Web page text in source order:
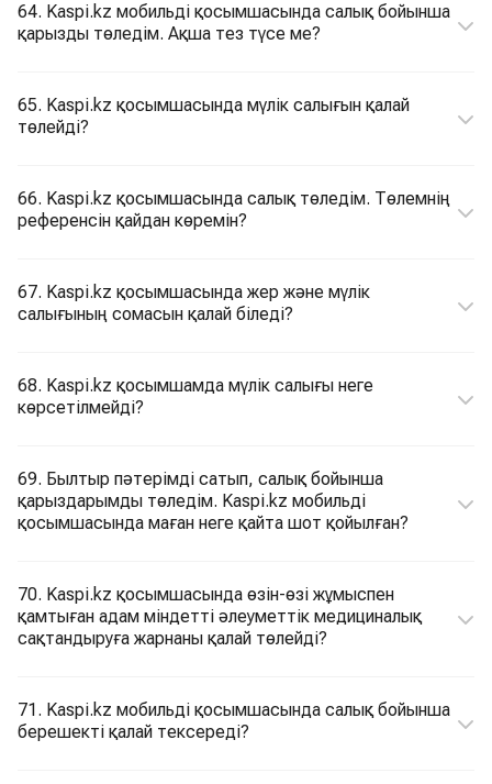
64. Kaspi.kz мобильді қосымшасында салық бойынша
қарызды төледім. Ақша тез түсе ме?
65. Kaspi.kz қосымшасында мүлік салығын қалай
төлейді?
66. Kaspi.kz қосымшасында салық төледім. Төлемнің
референсін қайдан көремін?
67. Kaspi.kz қосымшасында жер және мүлік
салығының сомасын қалай біледі?
68. Kaspi.kz қосымшамда мүлік салығы неге
көрсетілмейді?
69. Былтыр пәтерімді сатып, салық бойынша
қарыздарымды төледім. Kaspi.kz мобильді
қосымшасында маған неге қайта шот қойылған?
70. Kaspi.kz қосымшасында өзін-өзі жұмыспен
қамтыған адам міндетті әлеуметтік медициналық
сақтандыруға жарнаны қалай төлейді?
71. Kaspi.kz мобильді қосымшасында салық бойынша
берешекті қалай тексереді?